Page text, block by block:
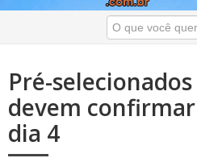
Pré-
devem
dia 4